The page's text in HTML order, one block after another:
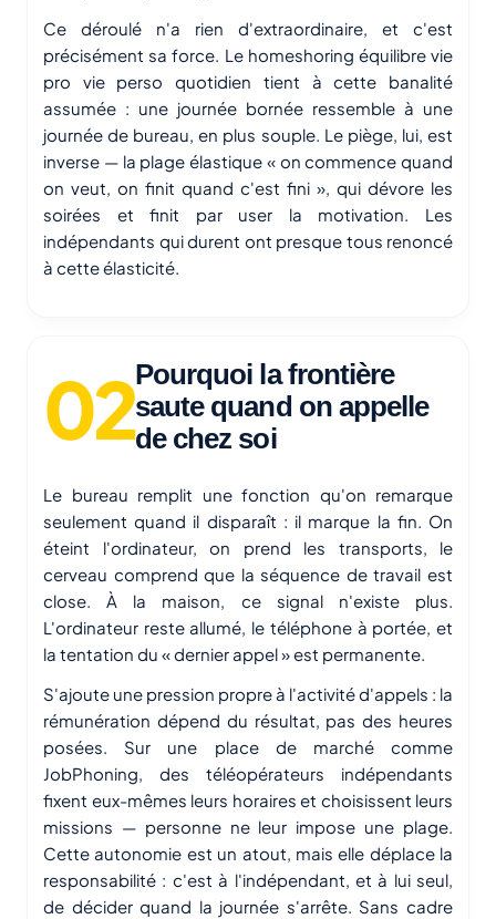
Ce déroulé n'a rien d'extraordinaire, et c'est
précisément sa force. Le homeshoring équilibre vie
pro vie perso quotidien tient à cette banalité
assumée : une journée bornée ressemble à une
journée de bureau, en plus souple. Le piège, lui, est
inverse — la plage élastique « on commence quand
on veut, on finit quand c'est fini », qui dévore les
soirées et finit par user la motivation. Les
indépendants qui durent ont presque tous renoncé
à cette élasticité.
Pourquoi la frontière
saute quand on appelle
de chez soi
Le bureau remplit une fonction qu'on remarque
seulement quand il disparaît : il marque la fin. On
éteint l'ordinateur, on prend les transports, le
cerveau comprend que la séquence de travail est
close. À la maison, ce signal n'existe plus.
L'ordinateur reste allumé, le téléphone à portée, et
la tentation du « dernier appel » est permanente.
S'ajoute une pression propre à l'activité d'appels : la
rémunération dépend du résultat, pas des heures
posées. Sur une place de marché comme
JobPhoning, des téléopérateurs indépendants
fixent eux-mêmes leurs horaires et choisissent leurs
missions — personne ne leur impose une plage.
Cette autonomie est un atout, mais elle déplace la
responsabilité : c'est à l'indépendant, et à lui seul,
de décider quand la journée s'arrête. Sans cadre